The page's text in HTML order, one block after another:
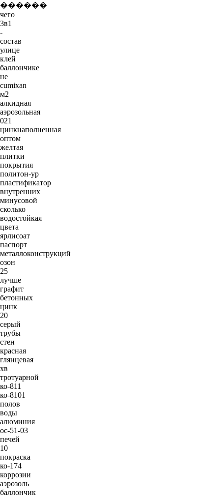
������
чего
3в1
-
состав
улице
клей
баллончике
не
cumixan
м2
алкидная
аэрозольная
021
цинкнаполненная
оптом
желтая
плитки
покрытия
политон-ур
пластификатор
внутренних
минусовой
сколько
водостойкая
цвета
ярлисоат
паспорт
металлоконструкций
озон
25
лучше
графит
бетонных
цинк
20
серый
трубы
стен
красная
глянцевая
хв
тротуарной
ко-811
ко-8101
полов
воды
алюминия
ос-51-03
печей
10
покраска
ко-174
коррозии
аэрозоль
баллончик